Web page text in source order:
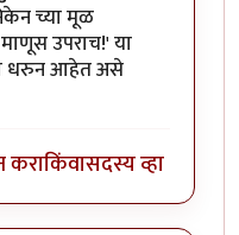
च्या मूळ
उपराच!' या
धरुन आहेत असे
कराकिंवासदस्य व्हा